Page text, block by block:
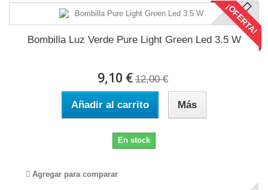
¡OFERTA!
Bombilla Luz Verde Pure Light Green Led 3.5 W
9,10 € 12,00 €
Añadir al carrito Más
En stock
Agregar para comparar